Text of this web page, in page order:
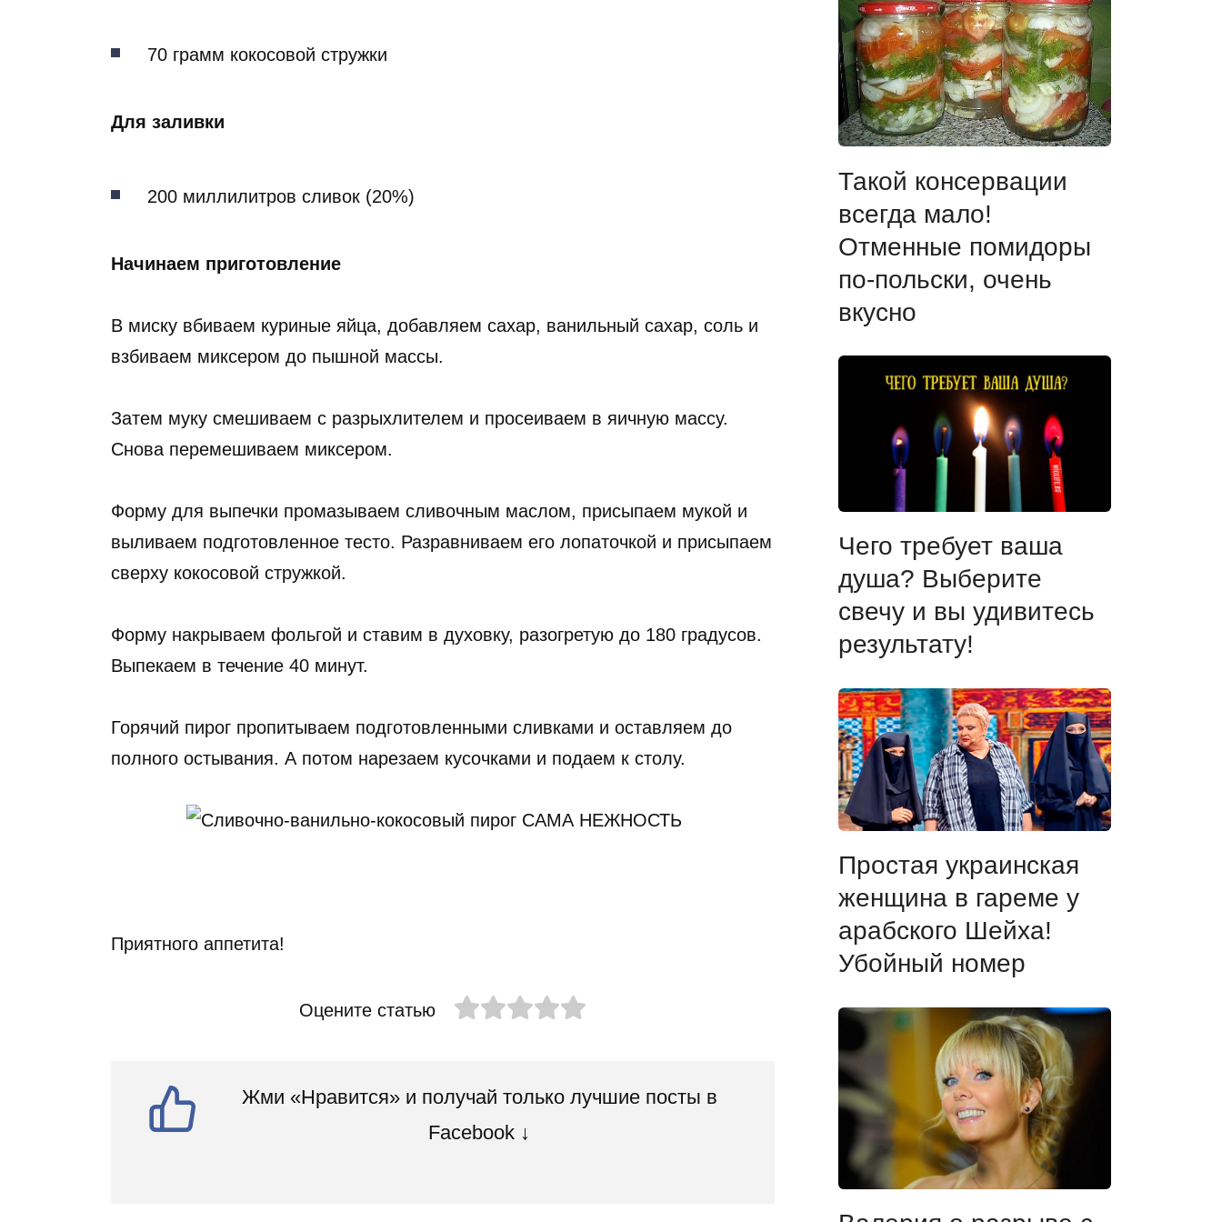
70 грамм кокосовой стружки
Для заливки
200 миллилитров сливок (20%)
Начинаем приготовление
В миску вбиваем куриные яйца, добавляем сахар, ванильный сахар, соль и
взбиваем миксером до пышной массы.
Затем муку смешиваем с разрыхлителем и просеиваем в яичную массу.
Снова перемешиваем миксером.
Форму для выпечки промазываем сливочным маслом, присыпаем мукой и
выливаем подготовленное тесто. Разравниваем его лопаточкой и присыпаем
сверху кокосовой стружкой.
Форму накрываем фольгой и ставим в духовку, разогретую до 180 градусов.
Выпекаем в течение 40 минут.
Горячий пирог пропитываем подготовленными сливками и оставляем до
полного остывания. А потом нарезаем кусочками и подаем к столу.
Приятного аппетита!
Оцените статью
Жми «Нравится» и получай только лучшие посты в
Facebook ↓
Такой консервации
всегда мало!
Отменные помидоры
по-польски, очень
вкусно
Чего требует ваша
душа? Выберите
свечу и вы удивитесь
результату!
Простая украинская
женщина в гареме у
арабского Шейха!
Убойный номер